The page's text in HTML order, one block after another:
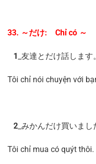
33. ～だけ: Chỉ có ～
1 _友達とだけ話します。
Tôi chỉ nói chuyện với
2 _みかんだけ買いまし
Tôi chỉ mua có quýt thôi.